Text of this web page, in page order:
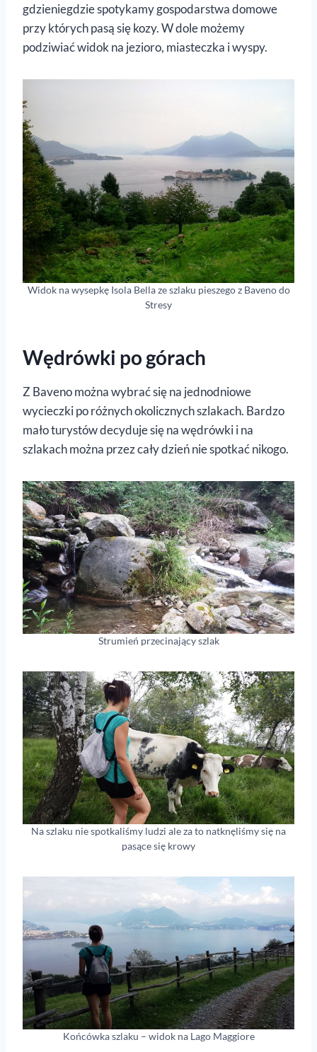
gdzieniegdzie spotykamy gospodarstwa domowe
przy których pasą się kozy. W dole możemy
podziwiać widok na jezioro, miasteczka i wyspy.
Widok na wysepkę Isola Bella ze szlaku pieszego z Baveno do
Stresy
Wędrówki po górach
Z Baveno można wybrać się na jednodniowe
wycieczki po różnych okolicznych szlakach. Bardzo
mało turystów decyduje się na wędrówki i na
szlakach można przez cały dzień nie spotkać nikogo.
Strumień przecinający szlak
Na szlaku nie spotkaliśmy ludzi ale za to natknęliśmy się na
pasące się krowy
Końcówka szlaku – widok na Lago Maggiore